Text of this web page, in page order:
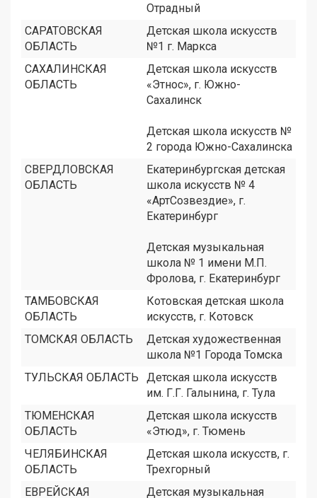
Отрадный
САРАТОВСКАЯ
ОБЛАСТЬ
Детская школа искусств
№1 г. Маркса
САХАЛИНСКАЯ
ОБЛАСТЬ
Детская школа искусств
«Этнос», г. Южно-
Сахалинск
Детская школа искусств №
2 города Южно-Сахалинска
СВЕРДЛОВСКАЯ
ОБЛАСТЬ
Екатеринбургская детская
школа искусств № 4
«АртСозвездие», г.
Екатеринбург
Детская музыкальная
школа № 1 имени М.П.
Фролова, г. Екатеринбург
ТАМБОВСКАЯ
ОБЛАСТЬ
Котовская детская школа
искусств, г. Котовск
ТОМСКАЯ ОБЛАСТЬ
Детская художественная
школа №1 Города Томска
ТУЛЬСКАЯ ОБЛАСТЬ
Детская школа искусств
им. Г.Г. Галынина, г. Тула
ТЮМЕНСКАЯ
ОБЛАСТЬ
Детская школа искусств
«Этюд», г. Тюмень
ЧЕЛЯБИНСКАЯ
ОБЛАСТЬ
Детская школа искусств, г.
Трехгорный
ЕВРЕЙСКАЯ
Детская музыкальная